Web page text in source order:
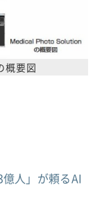
概要図
人」が頼るAI